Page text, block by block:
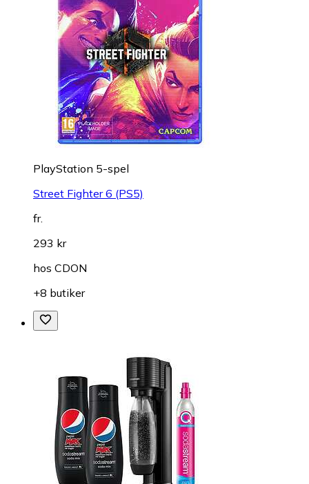
PlayStation 5-spel
Street Fighter 6 (PS5)
fr.
293 kr
hos CDON
+8 butiker